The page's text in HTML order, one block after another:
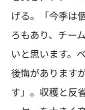
げる。「今季は
ろもあり、チー
いと思います。
後悔があります
す」。収穫と反